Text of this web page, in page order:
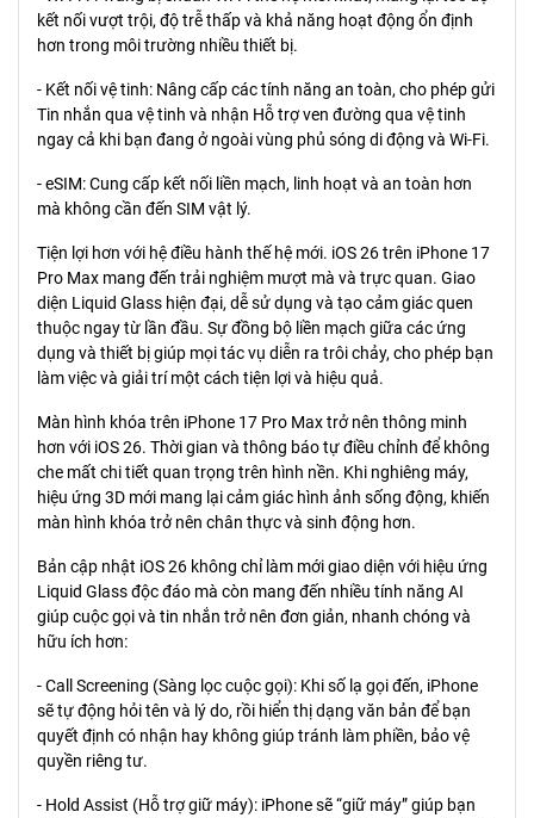
kết nối vượt trội, độ trễ thấp và khả năng hoạt động ổn định
hơn trong môi trường nhiều thiết bị.
- Kết nối vệ tinh: Nâng cấp các tính năng an toàn, cho phép gửi
Tin nhắn qua vệ tinh và nhận Hỗ trợ ven đường qua vệ tinh
ngay cả khi bạn đang ở ngoài vùng phủ sóng di động và Wi-Fi.
- eSIM: Cung cấp kết nối liền mạch, linh hoạt và an toàn hơn
mà không cần đến SIM vật lý.
Tiện lợi hơn với hệ điều hành thế hệ mới. iOS 26 trên iPhone 17
Pro Max mang đến trải nghiệm mượt mà và trực quan. Giao
diện Liquid Glass hiện đại, dễ sử dụng và tạo cảm giác quen
thuộc ngay từ lần đầu. Sự đồng bộ liền mạch giữa các ứng
dụng và thiết bị giúp mọi tác vụ diễn ra trôi chảy, cho phép bạn
làm việc và giải trí một cách tiện lợi và hiệu quả.
Màn hình khóa trên iPhone 17 Pro Max trở nên thông minh
hơn với iOS 26. Thời gian và thông báo tự điều chỉnh để không
che mất chi tiết quan trọng trên hình nền. Khi nghiêng máy,
hiệu ứng 3D mới mang lại cảm giác hình ảnh sống động, khiến
màn hình khóa trở nên chân thực và sinh động hơn.
Bản cập nhật iOS 26 không chỉ làm mới giao diện với hiệu ứng
Liquid Glass độc đáo mà còn mang đến nhiều tính năng AI
giúp cuộc gọi và tin nhắn trở nên đơn giản, nhanh chóng và
hữu ích hơn:
- Call Screening (Sàng lọc cuộc gọi): Khi số lạ gọi đến, iPhone
sẽ tự động hỏi tên và lý do, rồi hiển thị dạng văn bản để bạn
quyết định có nhận hay không giúp tránh làm phiền, bảo vệ
quyền riêng tư.
- Hold Assist (Hỗ trợ giữ máy): iPhone sẽ “giữ máy” giúp bạn